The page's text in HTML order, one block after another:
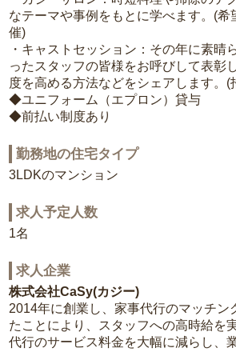
なテーマや事例をもとに学べます。(希
催)
・キャストセッション：その年に素晴
ったスタッフの皆様をお呼びして表彰
度を高める方法などをシェアします。(
◆ユニフォーム（エプロン）貸与
◆前払い制度あり
勤務地の住宅タイプ
3LDKのマンション
求人予定人数
1名
求人企業
株式会社CaSy(カジー)
2014年に創業し、家事代行のマッチン
たことにより、スタッフへの高時給を
代行のサービス料金を大幅に減らし、